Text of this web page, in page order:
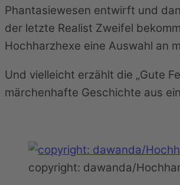
Phantasiewesen entwirft und
der letzte Realist Zweifel
Hochharzhexe eine Auswahl an
Und vielleicht erzählt die „Gute
märchenhafte Geschichte aus
copyright: dawanda/